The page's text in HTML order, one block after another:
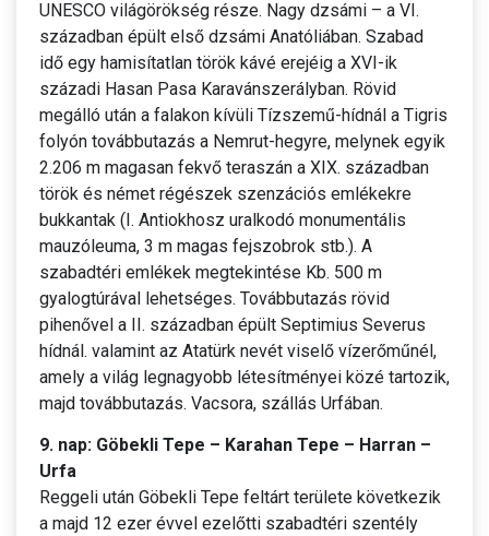
UNESCO világörökség része. Nagy dzsámi – a VI.
században épült első dzsámi Anatóliában. Szabad
idő egy hamisítatlan török kávé erejéig a XVI-ik
századi Hasan Pasa Karavánszerályban. Rövid
megálló után a falakon kívüli Tízszemű-hídnál a Tigris
folyón továbbutazás a Nemrut-hegyre, melynek egyik
2.206 m magasan fekvő teraszán a XIX. században
török és német régészek szenzációs emlékekre
bukkantak (I. Antiokhosz uralkodó monumentális
mauzóleuma, 3 m magas fejszobrok stb.). A
szabadtéri emlékek megtekintése Kb. 500 m
gyalogtúrával lehetséges. Továbbutazás rövid
pihenővel a II. században épült Septimius Severus
hídnál. valamint az Atatürk nevét viselő vízerőműnél,
amely a világ legnagyobb létesítményei közé tartozik,
majd továbbutazás. Vacsora, szállás Urfában.
9. nap: Göbekli Tepe – Karahan Tepe – Harran –
Urfa
Reggeli után Göbekli Tepe feltárt területe következik
a majd 12 ezer évvel ezelőtti szabadtéri szentély